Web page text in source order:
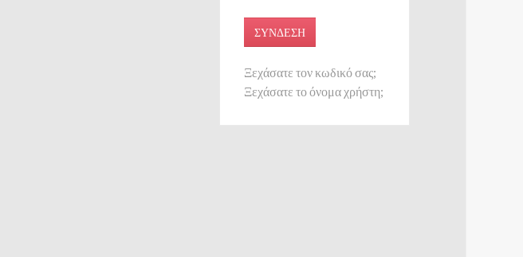
ΣΎΝΔΕΣΗ
Ξεχάσατε τον κωδικό σας;
Ξεχάσατε το όνομα χρήστη;